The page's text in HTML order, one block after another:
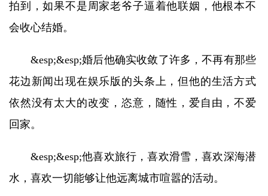
拍到，如果不是周家老爷子逼着他联姻，他根本不
会收心结婚。
&esp;&esp;婚后他确实收敛了许多，不再有那些
花边新闻出现在娱乐版的头条上，但他的生活方式
依然没有太大的改变，恣意，随性，爱自由，不爱
回家。
&esp;&esp;他喜欢旅行，喜欢滑雪，喜欢深海潜
水，喜欢一切能够让他远离城市喧嚣的活动。